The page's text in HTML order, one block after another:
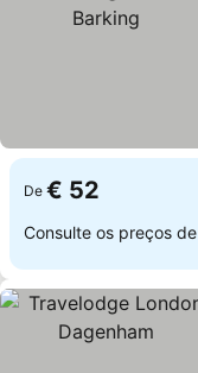
De € 52
Consulte os preços de